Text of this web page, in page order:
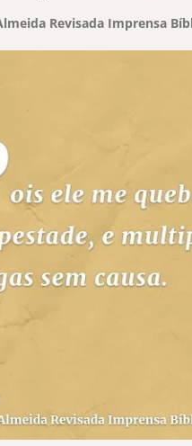
Revisada Imprensa